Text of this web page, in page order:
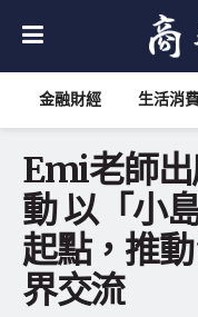
金融財經 生活消
Emi老師
動 以「小
起點，推
界交流